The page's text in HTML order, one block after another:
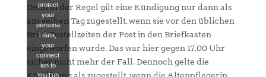
Denn in der Regel gilt eine Kündigung nur dann als
am selben Tag zugestellt, wenn sie vor den üblichen
Brief-Zustellzeiten der Post in den Briefkasten
eingeworfen wurde. Das war hier gegen 17.00 Uhr
sicher nicht mehr der Fall. Dennoch gelte die
protect
your
persona
l data,
your
connect
ion to
YouTub